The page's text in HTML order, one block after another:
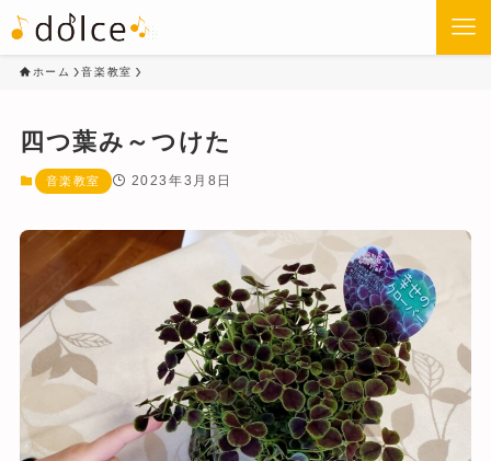
ホーム 音楽教室
四つ葉み～つけた
音楽教室 2023年3月8日